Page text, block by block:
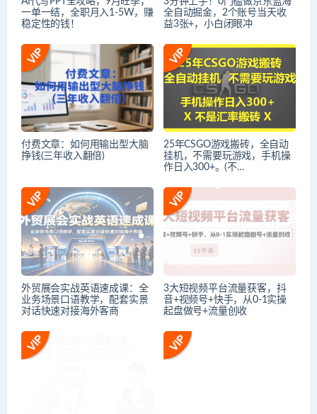
一单一结，全职月入1-5W，赚
稳定性的钱！
全自动掘金，2个账号当天收
益3张+，小白闭眼冲
付费文章：如何用输出型大脑
挣钱(三年收入翻倍)
25年CSGO游戏搬砖，全自动
挂机，不需要玩游戏，手机操
作日入300+。(不…
外贸展会实战英语速成课：全
业务场景口语教学，配套实景
对话快速对接海外客商
3大短视频平台流量获客，抖
音+视频号+快手，从0-1实操
起盘做号+流量创收